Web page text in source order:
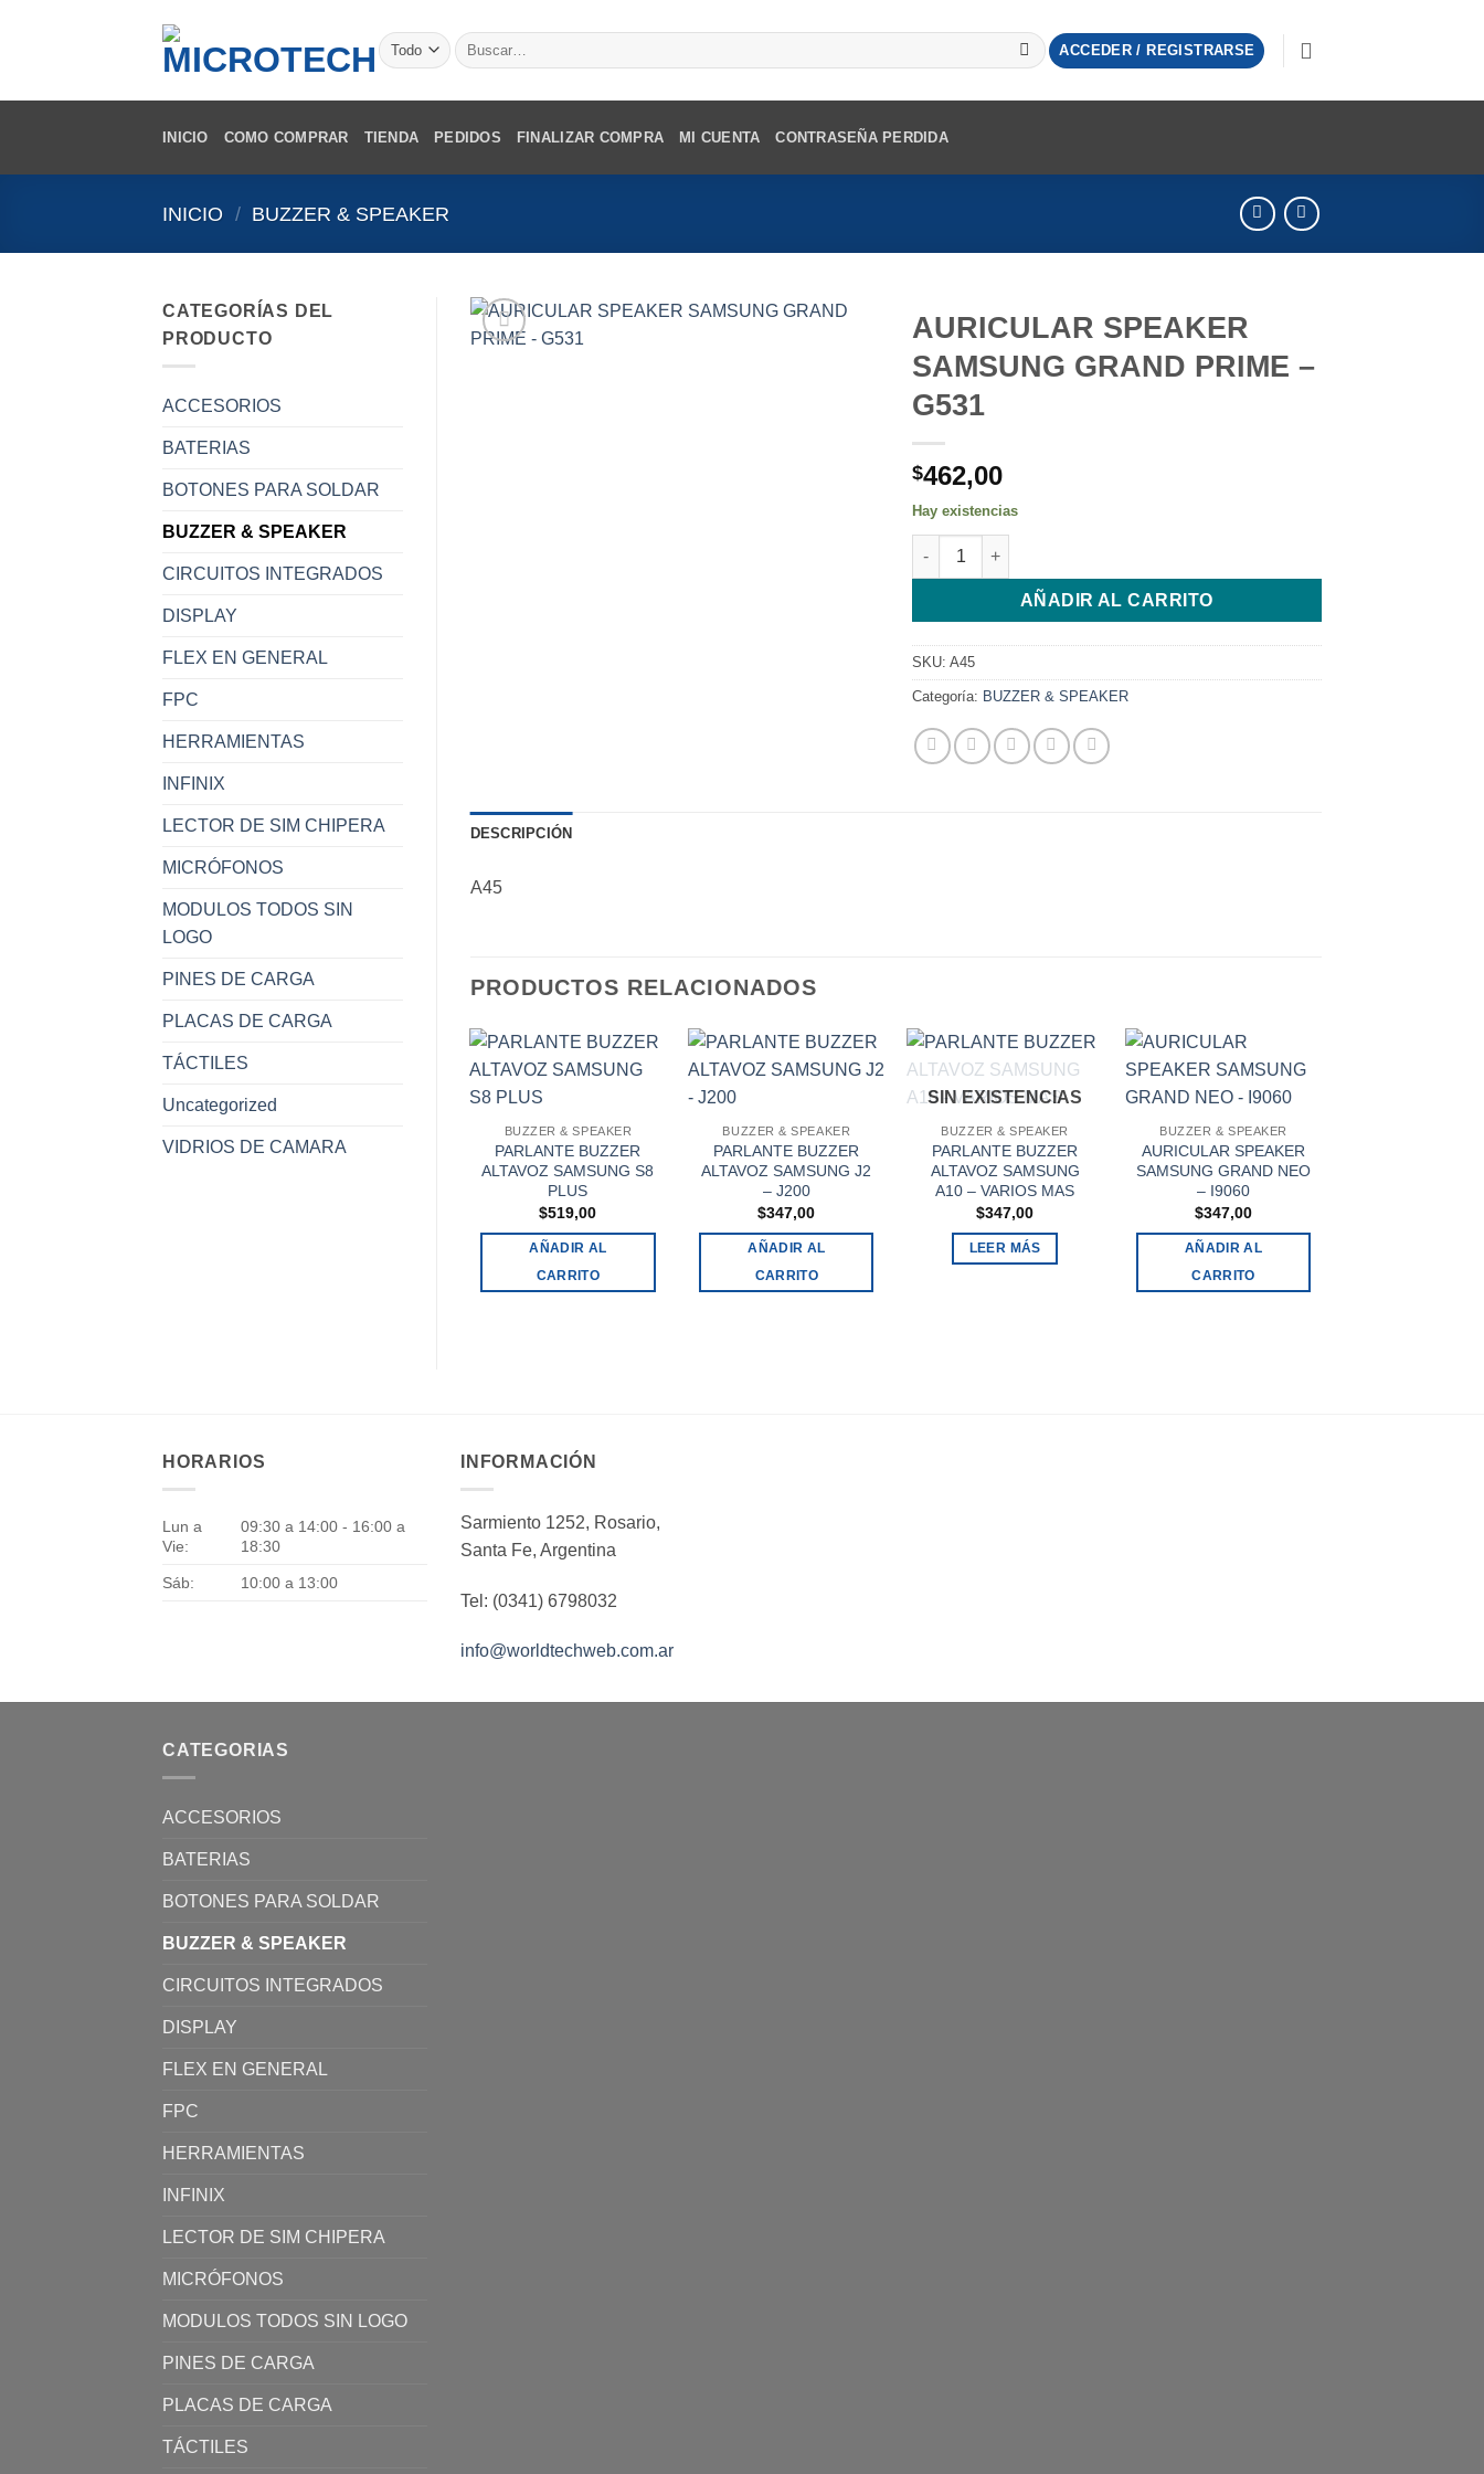
Buscar
por:
ACCEDER / REGISTRARSE
INICIO COMO COMPRAR TIENDA PEDIDOS FINALIZAR COMPRA MI CUENTA CONTRASEÑA PERDIDA
INICIO / BUZZER & SPEAKER
CATEGORÍAS DEL
PRODUCTO
ACCESORIOS
BATERIAS
BOTONES PARA SOLDAR
BUZZER & SPEAKER
CIRCUITOS INTEGRADOS
DISPLAY
FLEX EN GENERAL
FPC
HERRAMIENTAS
INFINIX
LECTOR DE SIM CHIPERA
MICRÓFONOS
MODULOS TODOS SIN
LOGO
PINES DE CARGA
PLACAS DE CARGA
TÁCTILES
Uncategorized
VIDRIOS DE CAMARA
AURICULAR SPEAKER
SAMSUNG GRAND PRIME –
G531
$462,00
Hay existencias
AURICULAR SPEAKER SAMSUNG GRAND PRIME - G531 cantidad
AÑADIR AL CARRITO
SKU:A45
Categoría: BUZZER & SPEAKER
DESCRIPCIÓN
A45
PRODUCTOS RELACIONADOS
BUZZER & SPEAKER
PARLANTE BUZZER
ALTAVOZ SAMSUNG S8
PLUS
$519,00
AÑADIR AL
CARRITO
BUZZER & SPEAKER
PARLANTE BUZZER
ALTAVOZ SAMSUNG J2
– J200
$347,00
AÑADIR AL
CARRITO
SIN EXISTENCIAS
BUZZER & SPEAKER
PARLANTE BUZZER
ALTAVOZ SAMSUNG
A10 – VARIOS MAS
$347,00
LEER MÁS
BUZZER & SPEAKER
AURICULAR SPEAKER
SAMSUNG GRAND NEO
– I9060
$347,00
AÑADIR AL
CARRITO
HORARIOS
Lun a
Vie:
09:30 a 14:00 - 16:00 a
18:30
Sáb: 10:00 a 13:00
INFORMACIÓN
Sarmiento 1252, Rosario,
Santa Fe, Argentina
Tel: (0341) 6798032
info@worldtechweb.com.ar
CATEGORIAS
ACCESORIOS
BATERIAS
BOTONES PARA SOLDAR
BUZZER & SPEAKER
CIRCUITOS INTEGRADOS
DISPLAY
FLEX EN GENERAL
FPC
HERRAMIENTAS
INFINIX
LECTOR DE SIM CHIPERA
MICRÓFONOS
MODULOS TODOS SIN LOGO
PINES DE CARGA
PLACAS DE CARGA
TÁCTILES